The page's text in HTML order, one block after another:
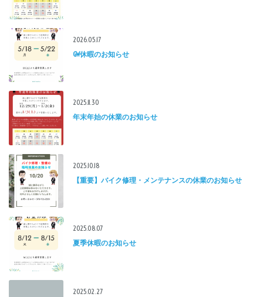
2026.05.17
GW休暇のお知らせ
2025.11.30
年末年始の休業のお知らせ
2025.10.18
【重要】バイク修理・メンテナンスの休業のお知らせ
2025.08.07
夏季休暇のお知らせ
2025.02.27